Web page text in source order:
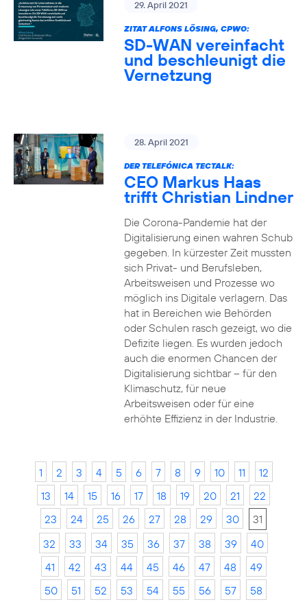
29. April 2021
ZITAT ALFONS LÖSING, CPWO:
SD-WAN vereinfacht
und beschleunigt die
Vernetzung
28. April 2021
DER TELEFÓNICA TECTALK:
CEO Markus Haas
trifft Christian Lindner
Die Corona-Pandemie hat der
Digitalisierung einen wahren Schub
gegeben. In kürzester Zeit mussten
sich Privat- und Berufsleben,
Arbeitsweisen und Prozesse wo
möglich ins Digitale verlagern. Das
hat in Bereichen wie Behörden
oder Schulen rasch gezeigt, wo die
Defizite liegen. Es wurden jedoch
auch die enormen Chancen der
Digitalisierung sichtbar – für den
Klimaschutz, für neue
Arbeitsweisen oder für eine
erhöhte Effizienz in der Industrie.
1 2 3 4 5 6 7 8 9 10 11
12
13
14 15 16 17 18 19 20 21
22
23
24 25 26 27 28 29 30
31
32
33 34 35 36 37 38 39
40
41
42 43 44 45 46 47 48
49
50
51 52 53 54 55 56 57
58